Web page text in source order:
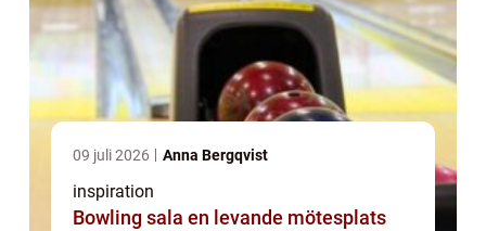
09 juli 2026 Anna Bergqvist
inspiration
Bowling sala en levande mötesplats